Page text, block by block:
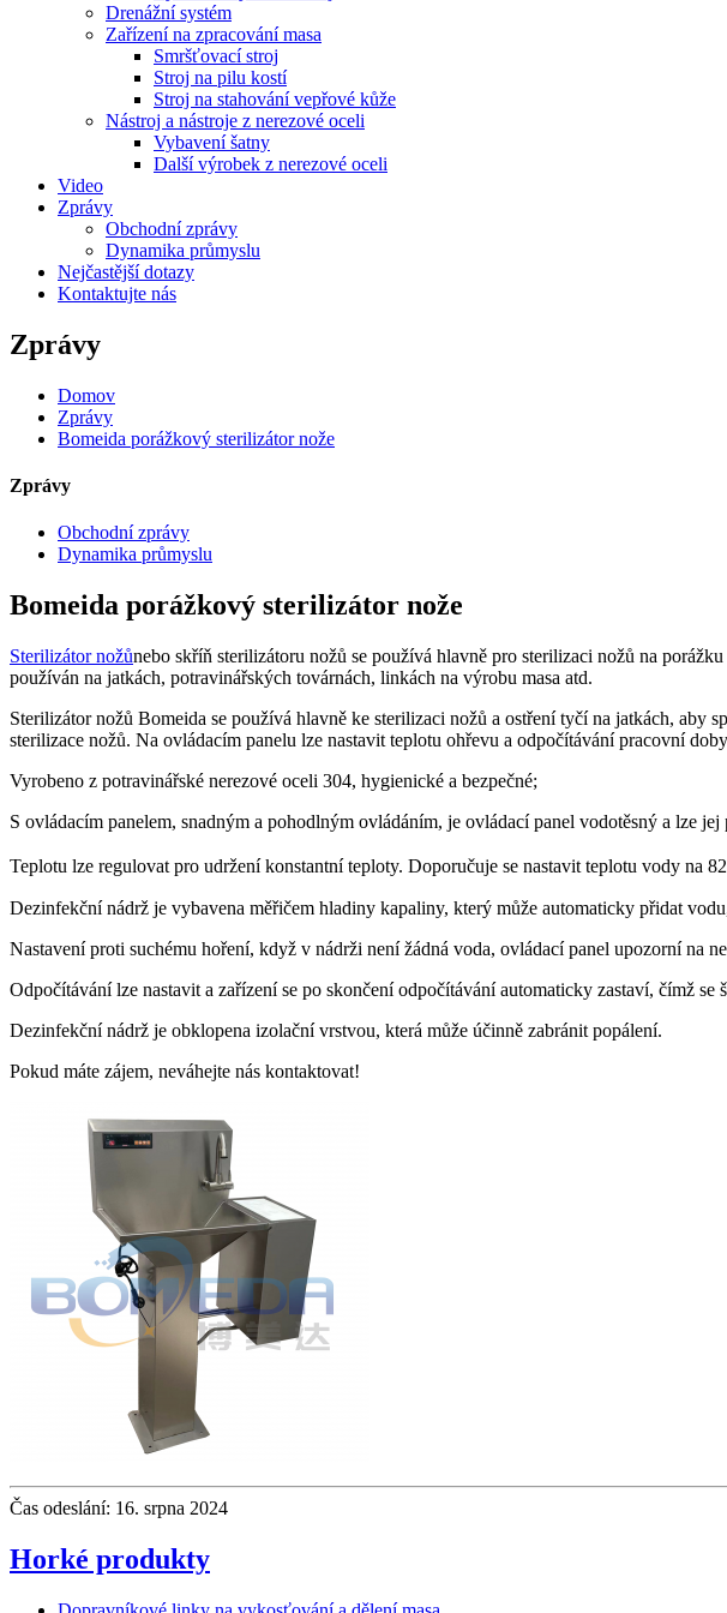
Drenážní systém
Zařízení na zpracování masa
Smršťovací stroj
Stroj na pilu kostí
Stroj na stahování vepřové kůže
Nástroj a nástroje z nerezové oceli
Vybavení šatny
Další výrobek z nerezové oceli
Video
Zprávy
Obchodní zprávy
Dynamika průmyslu
Nejčastější dotazy
Kontaktujte nás
Zprávy
Domov
Zprávy
Bomeida porážkový sterilizátor nože
Zprávy
Obchodní zprávy
Dynamika průmyslu
Bomeida porážkový sterilizátor nože
Sterilizátor nožůnebo skříň sterilizátoru nožů se používá hlavně pro sterilizaci nožů na
používán na jatkách, potravinářských továrnách, linkách na výrobu masa atd.
Sterilizátor nožů Bomeida se používá hlavně ke sterilizaci nožů a ostření tyčí na jatkách,
sterilizace nožů. Na ovládacím panelu lze nastavit teplotu ohřevu a odpočítávání pracovní
Vyrobeno z potravinářské nerezové oceli 304, hygienické a bezpečné;
S ovládacím panelem, snadným a pohodlným ovládáním, je ovládací panel vodotěsný a lze
Teplotu lze regulovat pro udržení konstantní teploty. Doporučuje se nastavit teplotu vody na
Dezinfekční nádrž je vybavena měřičem hladiny kapaliny, který může automaticky přidat
Nastavení proti suchému hoření, když v nádrži není žádná voda, ovládací panel upozorní na
Odpočítávání lze nastavit a zařízení se po skončení odpočítávání automaticky zastaví, čímž se
Dezinfekční nádrž je obklopena izolační vrstvou, která může účinně zabránit popálení.
Pokud máte zájem, neváhejte nás kontaktovat!
Čas odeslání: 16. srpna 2024
Horké produkty